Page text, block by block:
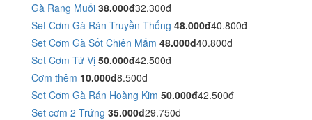
Gà Rang Muối 38.000đ32.300đ
Set Cơm Gà Rán Truyền Thống 48.000đ40.800đ
Set Cơm Gà Sốt Chiên Mắm 48.000đ40.800đ
Set Cơm Tứ Vị 50.000đ42.500đ
Cơm thêm 10.000đ8.500đ
Set Cơm Gà Rán Hoàng Kim 50.000đ42.500đ
Set cơm 2 Trứng 35.000đ29.750đ